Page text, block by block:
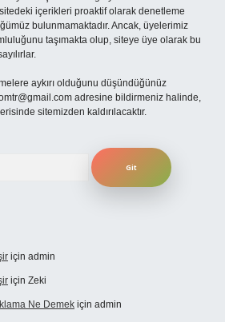
içerikleri proaktif olarak denetleme
bulunmamaktadır. Ancak, üyelerimiz
taşımakta olup, siteye üye olarak bu
aykırı olduğunu düşündüğünüz
adresine bildirmeniz halinde,
sitemizden kaldırılacaktır.
için admin
için Zeki
Ne Demek için admin